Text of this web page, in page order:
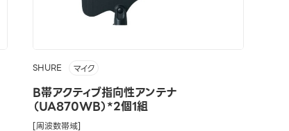
SHURE マイク
B帯アクティブ指向性アンテナ
（UA870WB）*2個1組
[周波数帯域]